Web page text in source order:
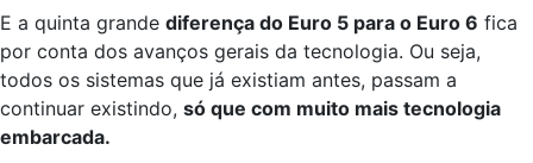
E a quinta grande diferença do Euro 5 para o Euro 6 fica
por conta dos avanços gerais da tecnologia. Ou seja,
todos os sistemas que já existiam antes, passam a
continuar existindo, só que com muito mais tecnologia
embarcada.